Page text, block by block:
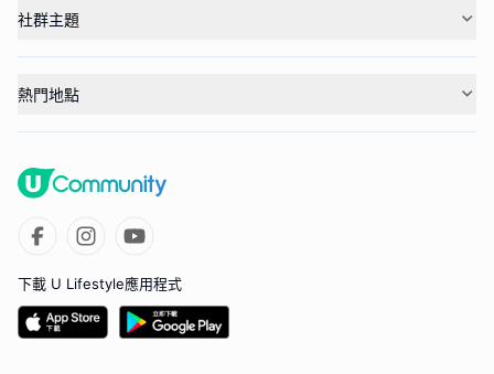
社群主題
熱門地點
下載 U Lifestyle應用程式